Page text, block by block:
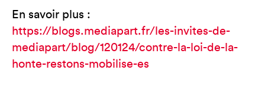
En savoir plus :
https://blogs.mediapart.fr/les-invites-de-
mediapart/blog/120124/contre-la-loi-de-la-
honte-restons-mobilise-es